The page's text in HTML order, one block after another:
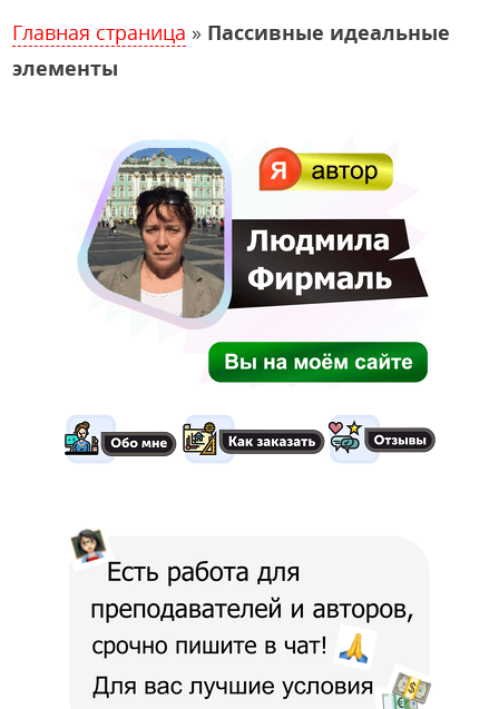
Главная страница » Пассивные идеальные
элементы